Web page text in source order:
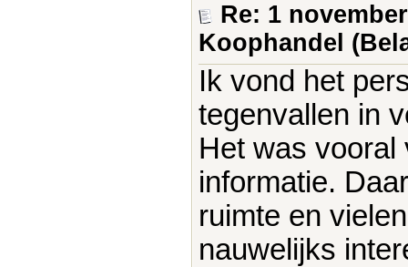
Re: 1
Koophandel
Ik vond het
tegenvallen in
Het was vooral
informatie.
ruimte en
nauwelijks